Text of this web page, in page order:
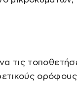
τις
ορόφους